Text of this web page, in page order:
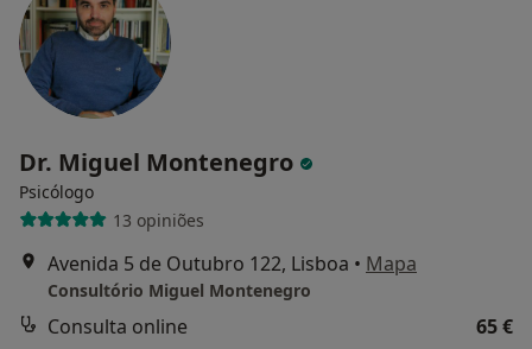
Dr. Miguel Montenegro
Psicólogo
13 opiniões
Avenida 5 de Outubro 122, Lisboa • Mapa
Consultório Miguel Montenegro
Consulta online
65 €